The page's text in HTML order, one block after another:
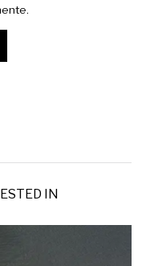
IN